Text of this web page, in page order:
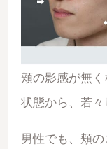
頬の影感が無
状態から、若々
男性でも、頬